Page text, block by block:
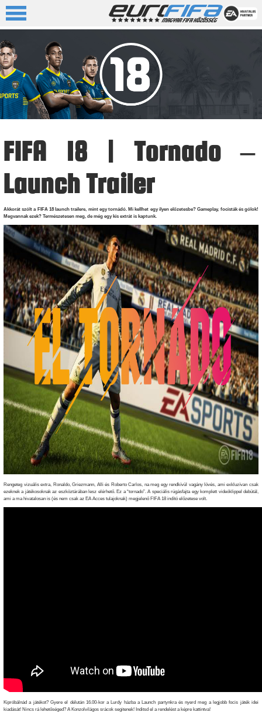
FIFA 18 | Tornado –
Launch Trailer
Akkorát szólt a FIFA 18 launch trailere, mint egy tornádó. Mi kellhet egy ilyen előzetesbe? Gameplay, focisták és gólok!
Megvannak ezek? Természetesen meg, de még egy kis extrát is kaptunk.
Rengeteg vizuális extra, Ronaldo, Griezmann, Alli és Roberto Carlos, na meg egy rendkívül vagány lövés, ami exkluzívan csak
ezeknek a játékosoknak az eszköztárában lesz elérhető. Ez a “tornado”. A speciális rúgásfajta egy komplett videóklippel debütál,
ami a ma hivatalosan is (és nem csak az EA Acces tulajoknak) megjelenő FIFA 18 indító előzetese volt.
Kipróbálnád a játékot? Gyere el délután 16.00-kor a Lurdy házba a Launch partynkra és nyerd meg a legjobb focis játék idei
kiadását! Nincs rá lehetőséged? A Konzolvilágos srácok segitenek! Inditsd el a rendelést a képre kattintva!